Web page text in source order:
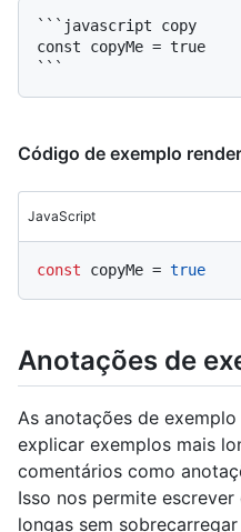
```javascript copy
const copyMe = true
Código de exemplo
JavaScript
const copyMe = true
Anotações de
As anotações de
explicar exemplos mais
comentários como
Isso nos permite
longas sem